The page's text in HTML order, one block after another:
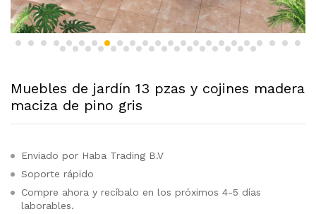
Muebles de jardín 13 pzas y cojines madera
maciza de pino gris
Enviado por Haba Trading B.V
Soporte rápido
Compre ahora y recíbalo en los próximos 4-5 días
laborables.